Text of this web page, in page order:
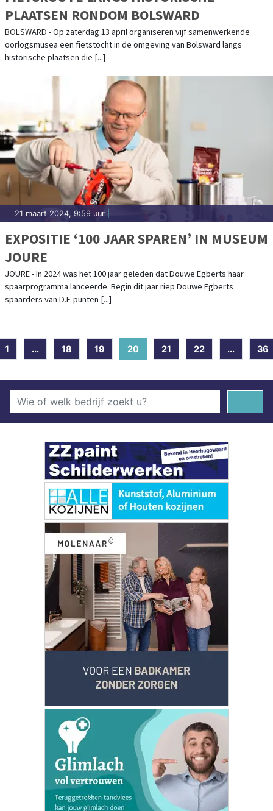
PLAATSEN RONDOM BOLSWARD
BOLSWARD - Op zaterdag 13 april organiseren vijf samenwerkende
oorlogsmusea een fietstocht in de omgeving van Bolsward langs
historische plaatsen die [...]
21 maart 2024, 9:59 uur
EXPOSITIE ‘100 JAAR SPAREN’ IN MUSEUM
JOURE
JOURE - In 2024 was het 100 jaar geleden dat Douwe Egberts haar
spaarprogramma lanceerde. Begin dit jaar riep Douwe Egberts
spaarders van D.E-punten [...]
1 ... 18 19 20 (current)
21 22 ... 36